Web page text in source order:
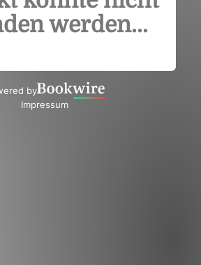
werden...
by
Impressum